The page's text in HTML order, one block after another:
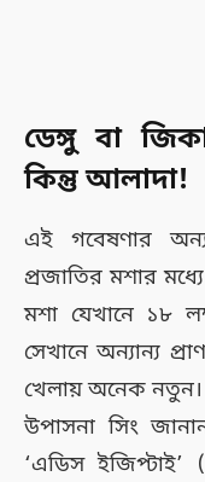
ডেঙ্গু বা
কিন্তু আলাদা!
এই গবেষণার
প্রজাতির মশার
মশা যেখানে ১৮
সেখানে অন্যান্য
খেলায় অনেক নতুন।
উপাসনা সিং
‘এডিস